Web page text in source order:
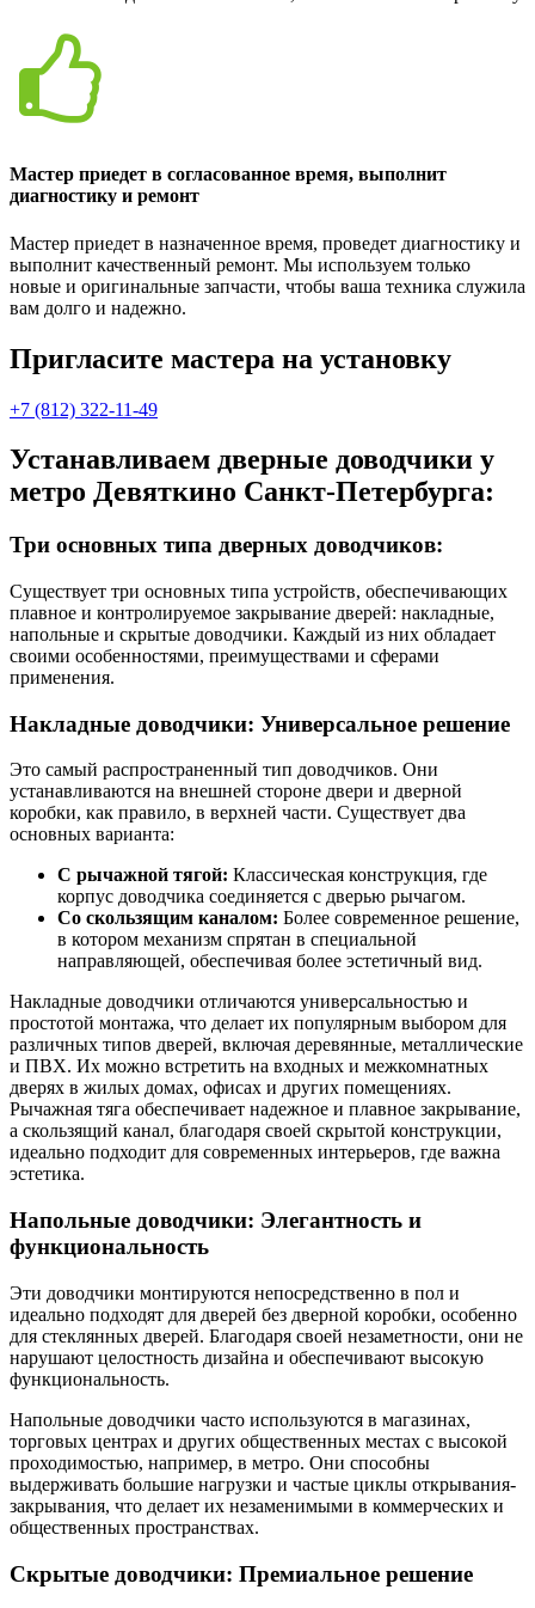
Мастер приедет в согласованное время, выполнит
диагностику и ремонт
Мастер приедет в назначенное время, проведет диагностику и
выполнит качественный ремонт. Мы используем только
новые и оригинальные запчасти, чтобы ваша техника служила
вам долго и надежно.
Пригласите мастера на установку
+7 (812) 322-11-49
Устанавливаем дверные доводчики у
метро Девяткино Санкт-Петербурга:
Три основных типа дверных доводчиков:
Существует три основных типа устройств, обеспечивающих
плавное и контролируемое закрывание дверей: накладные,
напольные и скрытые доводчики. Каждый из них обладает
своими особенностями, преимуществами и сферами
применения.
Накладные доводчики: Универсальное решение
Это самый распространенный тип доводчиков. Они
устанавливаются на внешней стороне двери и дверной
коробки, как правило, в верхней части. Существует два
основных варианта:
С рычажной тягой: Классическая конструкция, где
корпус доводчика соединяется с дверью рычагом.
Со скользящим каналом: Более современное решение,
в котором механизм спрятан в специальной
направляющей, обеспечивая более эстетичный вид.
Накладные доводчики отличаются универсальностью и
простотой монтажа, что делает их популярным выбором для
различных типов дверей, включая деревянные, металлические
и ПВХ. Их можно встретить на входных и межкомнатных
дверях в жилых домах, офисах и других помещениях.
Рычажная тяга обеспечивает надежное и плавное закрывание,
а скользящий канал, благодаря своей скрытой конструкции,
идеально подходит для современных интерьеров, где важна
эстетика.
Напольные доводчики: Элегантность и
функциональность
Эти доводчики монтируются непосредственно в пол и
идеально подходят для дверей без дверной коробки, особенно
для стеклянных дверей. Благодаря своей незаметности, они не
нарушают целостность дизайна и обеспечивают высокую
функциональность.
Напольные доводчики часто используются в магазинах,
торговых центрах и других общественных местах с высокой
проходимостью, например, в метро. Они способны
выдерживать большие нагрузки и частые циклы открывания-
закрывания, что делает их незаменимыми в коммерческих и
общественных пространствах.
Скрытые доводчики: Премиальное решение